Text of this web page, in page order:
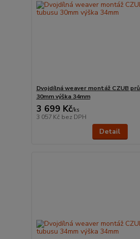
Dvojdílná weaver montáž CZUB
30mm výška 34mm
3 699 Kč/ks
3 057 Kč bez DPH
Detail